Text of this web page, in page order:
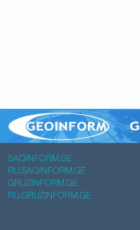
SAQINFORM.GE
RU.SAQINFORM.GE
GRUZINFORM.GE
RU.GRUZINFORM.GE